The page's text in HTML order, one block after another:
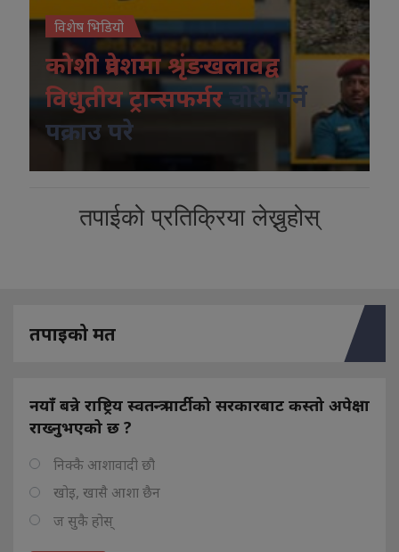
विशेष भिडियो
कोशी प्रदेशमा श्रृंङखलावद्व
विधुतीय ट्रान्सफर्मर
चोरी गर्ने
पक्राउ परे
तपाईको प्रतिक्रिया लेख्नुहोस्
तपाइको मत
नयाँ बन्ने राष्ट्रिय स्वतन्त्र पार्टीको सरकारबाट कस्तो अपेक्षा
राख्नुभएको छ ?
निक्कै आशावादी छौ
खोइ, खासै आशा छैन
ज सुकै होस्